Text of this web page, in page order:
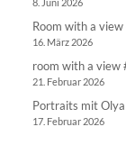
Room with a
16. März 2026
room with a view
21. Februar 2026
Portraits mit Olya
17. Februar 2026